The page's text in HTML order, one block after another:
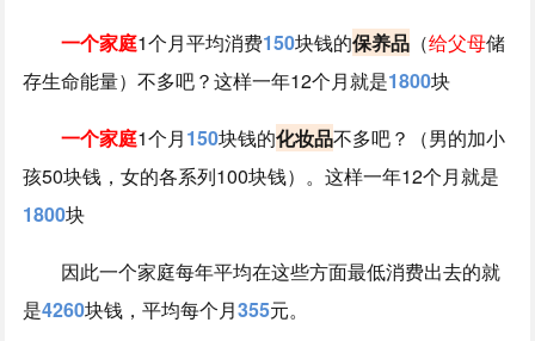
一个家庭1个月平均消费150块钱的保养品 （给父母储
存生命能量）不多吧？这样一年12个月就是1800块
一个家庭1个月150块钱的化妆品不多吧？（男的加小
孩50块钱，女的各系列100块钱）。这样一年12个月就是
1800块
因此一个家庭每年平均在这些方面最低消费出去的就
是4260块钱，平均每个月355元。